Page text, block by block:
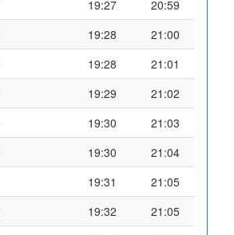
19:27
20:59
19:28
21:00
19:28
21:01
19:29
21:02
19:30
21:03
19:30
21:04
19:31
21:05
19:32
21:05